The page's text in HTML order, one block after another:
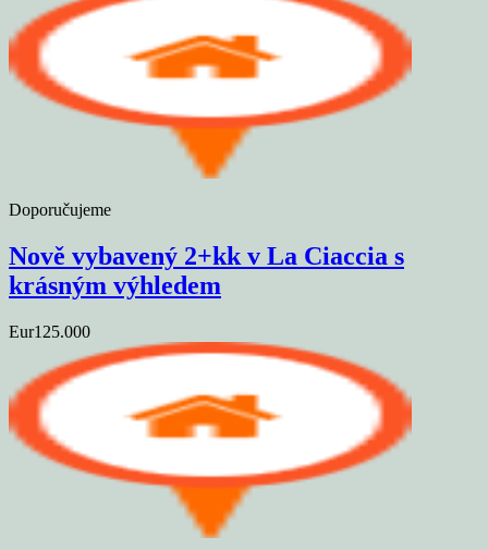
Doporučujeme
Nově vybavený 2+kk v La Ciaccia s
krásným výhledem
Eur125.000